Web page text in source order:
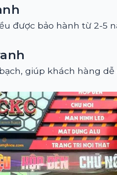
được bảo hành từ 2-5
giúp khách hàng